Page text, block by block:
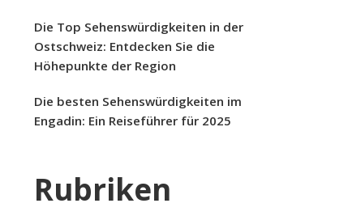
Die Top Sehenswürdigkeiten in der
Ostschweiz: Entdecken Sie die
Höhepunkte der Region
Die besten Sehenswürdigkeiten im
Engadin: Ein Reiseführer für 2025
Rubriken